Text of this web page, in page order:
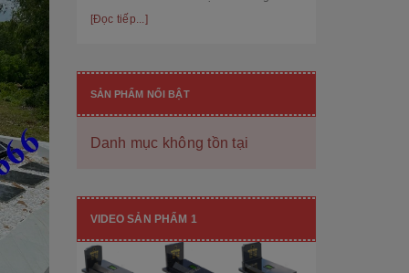
[101++ Mẫu] Biển Hiệu Đá Khối Đẹp
Cho Công Ty, Resort & Đô Thị Mới
Biển hiệu đá khối đang ngày càng được
đạo trong thiết kế thi công mộ đá tự
[Đọc tiếp...]
SẢN PHẨM NỔI BẬT
Danh mục không tồn tại
VIDEO SẢN PHẨM 1